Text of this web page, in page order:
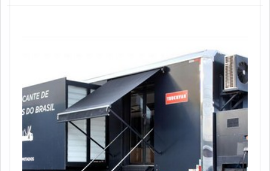
transporte de bebidas; Carga seca; Entre outros.Fundada